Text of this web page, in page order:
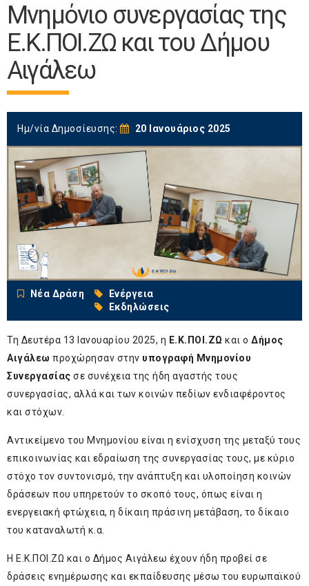
Μνημόνιο συνεργασίας της
Ε.Κ.ΠΟΙ.ΖΩ και του Δήμου
Αιγάλεω
Ημ/νία Δημοσίευσης: 20 Ιανουάριος 2025
Νέα Δράση
Ενέργεια
Εκδηλώσεις
Τη Δευτέρα 13 Ιανουαρίου 2025, η Ε.Κ.ΠΟΙ.ΖΩ και ο Δήμος
Αιγάλεω προχώρησαν στην υπογραφή Μνημονίου
Συνεργασίας σε συνέχεια της ήδη αγαστής τους
συνεργασίας, αλλά και των κοινών πεδίων ενδιαφέροντος
και στόχων.
Αντικείμενο του Μνημονίου είναι η ενίσχυση της μεταξύ τους
επικοινωνίας και εδραίωση της συνεργασίας τους, με κύριο
στόχο τον συντονισμό, την ανάπτυξη και υλοποίηση κοινών
δράσεων που υπηρετούν το σκοπό τους, όπως είναι η
ενεργειακή φτώχεια, η δίκαιη πράσινη μετάβαση, το δίκαιο
του καταναλωτή κ.α.
Η Ε.Κ.ΠΟΙ.ΖΩ και ο Δήμος Αιγάλεω έχουν ήδη προβεί σε
δράσεις ενημέρωσης και εκπαίδευσης μέσω του ευρωπαϊκού